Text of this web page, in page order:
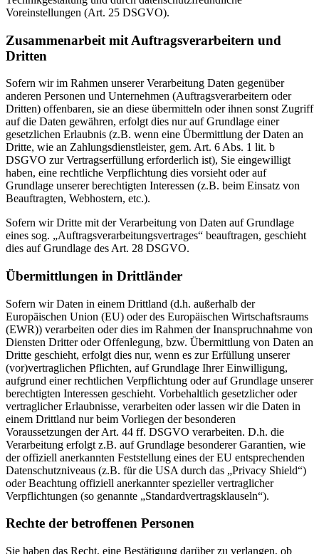
Voreinstellungen (Art. 25 DSGVO).
Zusammenarbeit mit Auftragsverarbeitern und
Dritten
Sofern wir im Rahmen unserer Verarbeitung Daten gegenüber
anderen Personen und Unternehmen (Auftragsverarbeitern oder
Dritten) offenbaren, sie an diese übermitteln oder ihnen sonst Zugriff
auf die Daten gewähren, erfolgt dies nur auf Grundlage einer
gesetzlichen Erlaubnis (z.B. wenn eine Übermittlung der Daten an
Dritte, wie an Zahlungsdienstleister, gem. Art. 6 Abs. 1 lit. b
DSGVO zur Vertragserfüllung erforderlich ist), Sie eingewilligt
haben, eine rechtliche Verpflichtung dies vorsieht oder auf
Grundlage unserer berechtigten Interessen (z.B. beim Einsatz von
Beauftragten, Webhostern, etc.).
Sofern wir Dritte mit der Verarbeitung von Daten auf Grundlage
eines sog. „Auftragsverarbeitungsvertrages“ beauftragen, geschieht
dies auf Grundlage des Art. 28 DSGVO.
Übermittlungen in Drittländer
Sofern wir Daten in einem Drittland (d.h. außerhalb der
Europäischen Union (EU) oder des Europäischen Wirtschaftsraums
(EWR)) verarbeiten oder dies im Rahmen der Inanspruchnahme von
Diensten Dritter oder Offenlegung, bzw. Übermittlung von Daten an
Dritte geschieht, erfolgt dies nur, wenn es zur Erfüllung unserer
(vor)vertraglichen Pflichten, auf Grundlage Ihrer Einwilligung,
aufgrund einer rechtlichen Verpflichtung oder auf Grundlage unserer
berechtigten Interessen geschieht. Vorbehaltlich gesetzlicher oder
vertraglicher Erlaubnisse, verarbeiten oder lassen wir die Daten in
einem Drittland nur beim Vorliegen der besonderen
Voraussetzungen der Art. 44 ff. DSGVO verarbeiten. D.h. die
Verarbeitung erfolgt z.B. auf Grundlage besonderer Garantien, wie
der offiziell anerkannten Feststellung eines der EU entsprechenden
Datenschutzniveaus (z.B. für die USA durch das „Privacy Shield“)
oder Beachtung offiziell anerkannter spezieller vertraglicher
Verpflichtungen (so genannte „Standardvertragsklauseln“).
Rechte der betroffenen Personen
Sie haben das Recht, eine Bestätigung darüber zu verlangen, ob